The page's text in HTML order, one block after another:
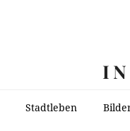
Stadtleben